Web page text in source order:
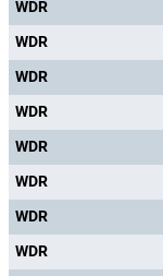
WDR
WDR
WDR
WDR
WDR
WDR
WDR
WDR